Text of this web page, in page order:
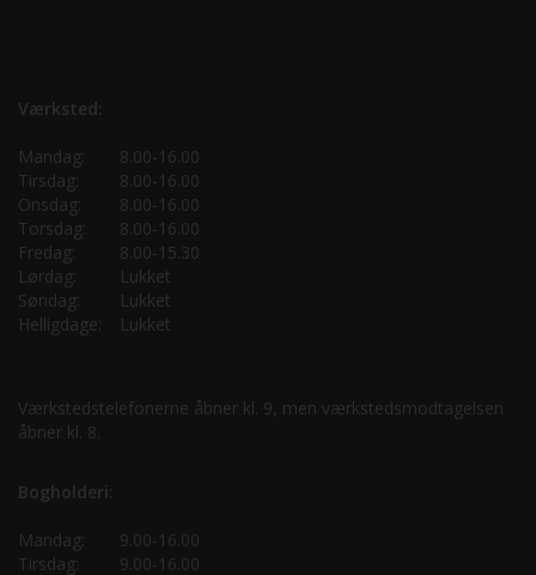
Værksted:
Mandag:
8.00-16.00
Tirsdag:
8.00-16.00
Onsdag:
8.00-16.00
Torsdag:
8.00-16.00
Fredag:
8.00-15.30
Lørdag:
Lukket
Søndag:
Lukket
Helligdage:
Lukket
Værkstedstelefonerne åbner kl. 9, men værkstedsmodtagelsen
åbner kl. 8.
Bogholderi:
Mandag:
9.00-16.00
Tirsdag:
9.00-16.00